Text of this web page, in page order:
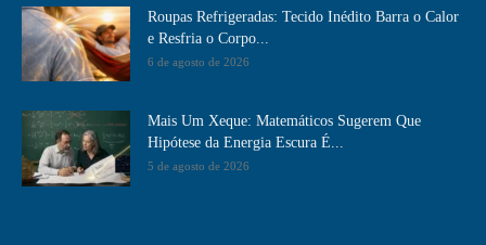
Roupas Refrigeradas: Tecido Inédito Barra o Calor
e Resfria o Corpo...
6 de agosto de 2026
Mais Um Xeque: Matemáticos Sugerem Que
Hipótese da Energia Escura É...
5 de agosto de 2026